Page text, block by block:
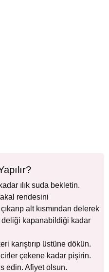
ılık suda bekletin.
rendesini
alt kısmından delerek
deliği kapanabildiği kadar
karıştırıp üstüne dökün.
çekene kadar pişirin.
edin. Afiyet olsun.